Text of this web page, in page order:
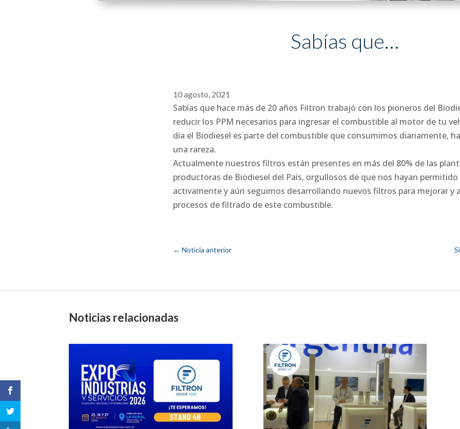
Sabías que…
10 agosto, 2021
Sabías que hace más de 20 años Filtron trabajó con los pioneros del
reducir los PPM necesarios para ingresar el combustible al motor de tu
dia el Biodiesel es parte del combustible que consumimos diariamente,
una rareza.
Actualmente nuestros filtros están presentes en más del 80% de las
productoras de Biodiesel del País, orgullosos de que nos hayan
activamente y aún seguimos desarrollando nuevos filtros para mejorar y
procesos de filtrado de este combustible.
←Noticia anterior
Noticias relacionadas